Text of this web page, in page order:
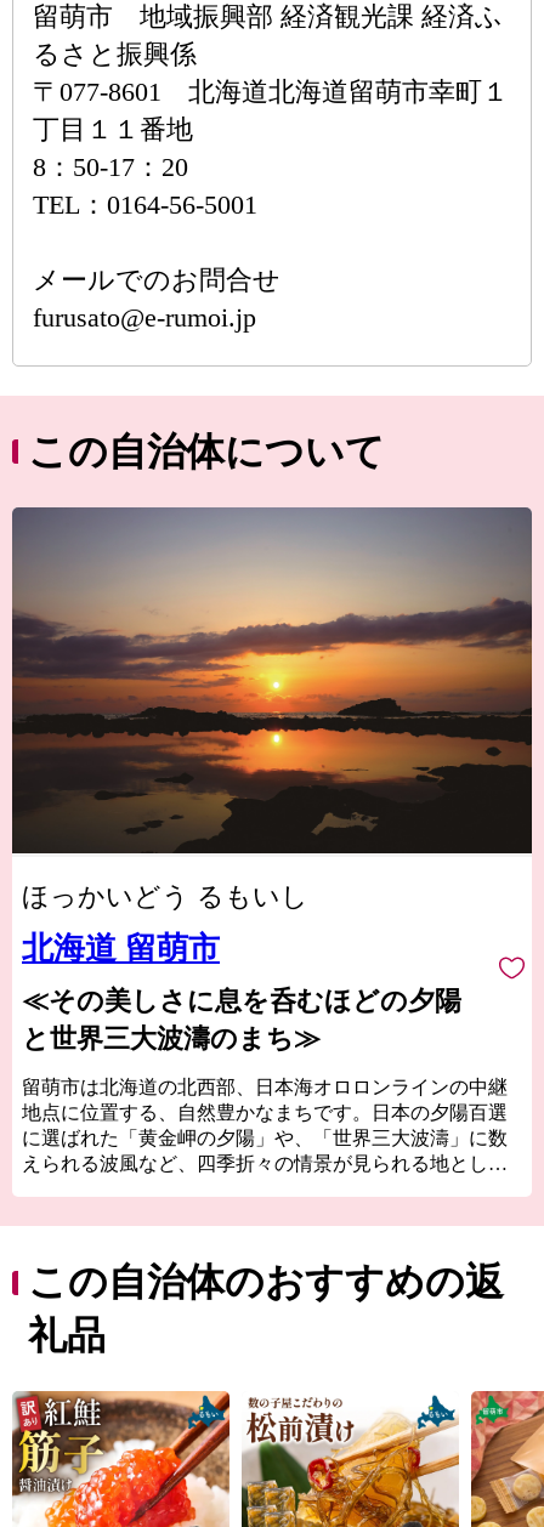
留萌市 地域振興部 経済観光課 経済ふ
るさと振興係
〒077-8601 北海道北海道留萌市幸町１
丁目１１番地
8：50-17：20
TEL：0164-56-5001
メールでのお問合せ
furusato@e-rumoi.jp
この自治体について
ほっかいどう るもいし
北海道 留萌市
≪その美しさに息を呑むほどの夕陽
と世界三大波濤のまち≫
留萌市は北海道の北西部、日本海オロロンラインの中継
地点に位置する、自然豊かなまちです。日本の夕陽百選
に選ばれた「黄金岬の夕陽」や、「世界三大波濤」に数
えられる波風など、四季折々の情景が見られる地として
加工品や、全国食味分析鑑定コンクール連続金賞の「な
なつぼし」をはじめとした良質な南るもい米といった、
海の幸・山の幸に恵まれています。
この自治体のおすすめの返
礼品